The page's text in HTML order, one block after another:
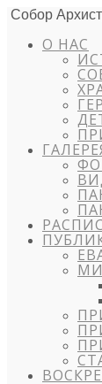
Собор
О НАС